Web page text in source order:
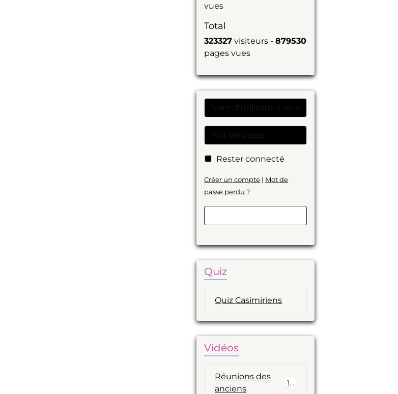
vues
Total
323327 visiteurs -879530
pages vues
Rester connecté
Créer un compte | Mot de
passe perdu ?
Quiz
Quiz Casimiriens
Vidéos
Réunions des
anciens
19